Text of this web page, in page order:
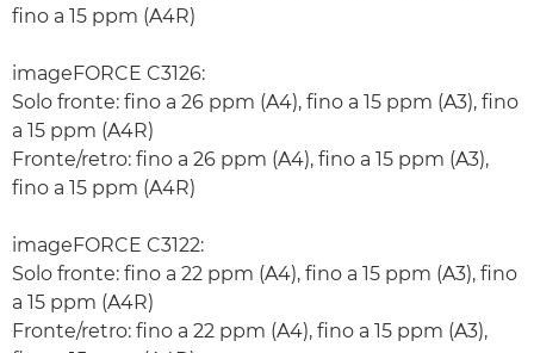
fino a 15 ppm (A4R)
imageFORCE C3126:
Solo fronte: fino a 26 ppm (A4), fino a 15 ppm (A3), fino
a 15 ppm (A4R)
Fronte/retro: fino a 26 ppm (A4), fino a 15 ppm (A3),
fino a 15 ppm (A4R)
imageFORCE C3122:
Solo fronte: fino a 22 ppm (A4), fino a 15 ppm (A3), fino
a 15 ppm (A4R)
Fronte/retro: fino a 22 ppm (A4), fino a 15 ppm (A3),